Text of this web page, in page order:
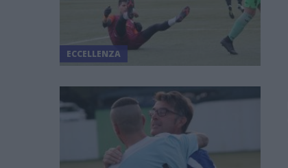
ECCELLENZA